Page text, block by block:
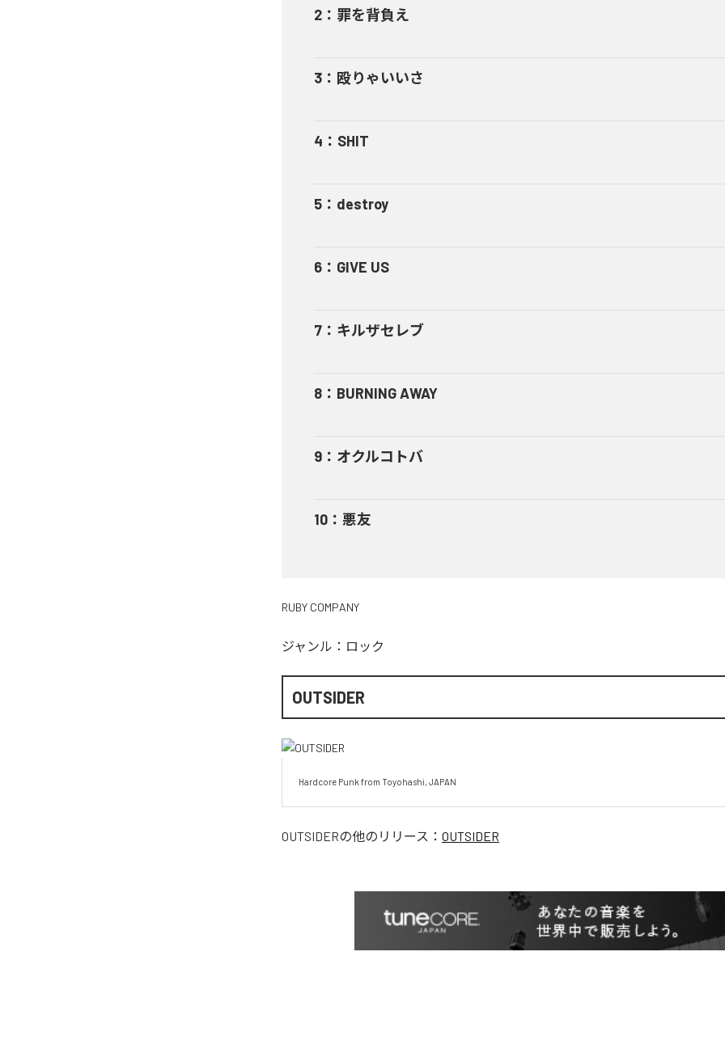
2 ： 罪を背負え
3 ： 殴りゃいいさ
4 ： SHIT
5 ： destroy
6 ： GIVE US
7 ： キルザセレブ
8 ： BURNING AWAY
9 ： オクルコトバ
10 ： 悪友
RUBY COMPANY
ジャンル： ロック
OUTSIDER
Hardcore Punk from Toyohashi, JAPAN
OUTSIDERの他のリリース： OUTSIDER